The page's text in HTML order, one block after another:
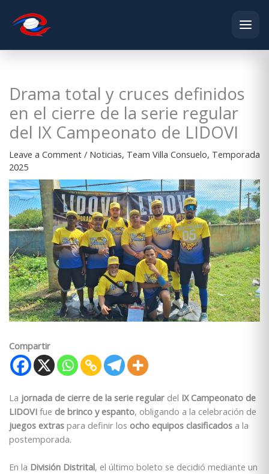
Drama total y cruces definidos
en el cierre de la serie regular
del IX Campeonato de LIDOVI
Leave a Comment / Noticias, Team Villa Consuelo, Temporada
2025
Compartir
La jornada de cierre de la serie regular del IX Campeonato de
LIDOVI fue de brinco y espanto, obligando a la celebración de
juegos extras para definir los ocho equipos clasificados a la
postemporada.
En la División Distrital, el último boleto se decidió mediante un